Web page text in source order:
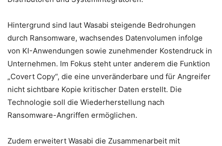
Hintergrund sind laut Wasabi steigende Bedrohungen
durch Ransomware, wachsendes Datenvolumen infolge
von KI-Anwendungen sowie zunehmender Kostendruck in
Unternehmen. Im Fokus steht unter anderem die Funktion
„Covert Copy“, die eine unveränderbare und für Angreifer
nicht sichtbare Kopie kritischer Daten erstellt. Die
Technologie soll die Wiederherstellung nach
Ransomware-Angriffen ermöglichen.
Zudem erweitert Wasabi die Zusammenarbeit mit